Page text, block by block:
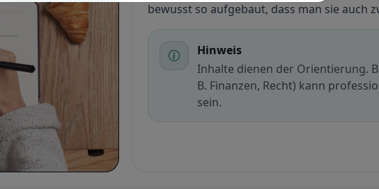
bewusst so aufgebaut, dass man sie auch
Hinweis
Inhalte dienen der Orientierung.
B. Finanzen, Recht) kann
sein.